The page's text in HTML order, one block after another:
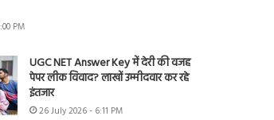
PM
UGC NET Answer Key में देरी की वजह
पेपर लीक विवाद? लाखों उम्मीदवार कर रहे
इंतजार
26 July 2026 - 6:11 PM